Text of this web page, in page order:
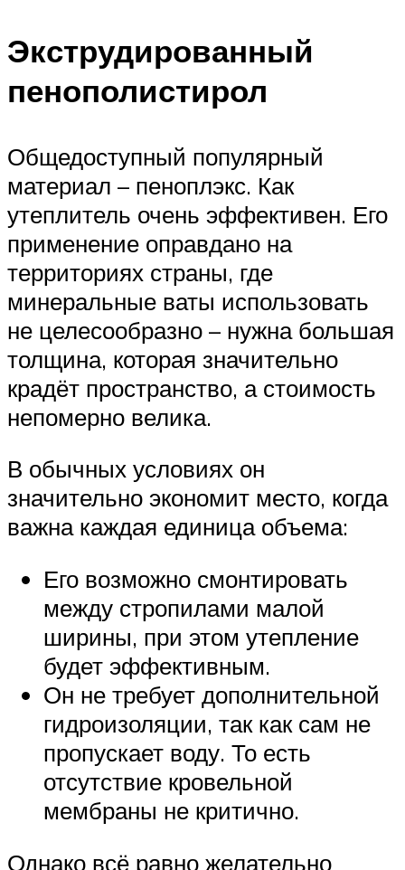
Экструдированный
пенополистирол
Общедоступный популярный
материал – пеноплэкс. Как
утеплитель очень эффективен. Его
применение оправдано на
территориях страны, где
минеральные ваты использовать
не целесообразно – нужна большая
толщина, которая значительно
крадёт пространство, а стоимость
непомерно велика.
В обычных условиях он
значительно экономит место, когда
важна каждая единица объема:
Его возможно смонтировать
между стропилами малой
ширины, при этом утепление
будет эффективным.
Он не требует дополнительной
гидроизоляции, так как сам не
пропускает воду. То есть
отсутствие кровельной
мембраны не критично.
Однако всё равно желательно